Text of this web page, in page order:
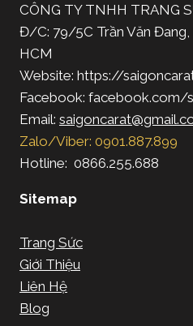
CÔNG TY TNHH TRANG
Đ/C: 79/5C Trần Văn Đang,
HCM
Website: https://
Facebook: facebook.com/
Email:
Zalo/Viber: 0901.887.899
Hotline: 0866.255.688
Sitemap
Trang Sức
Giới Thiệu
Liên Hệ
Blog